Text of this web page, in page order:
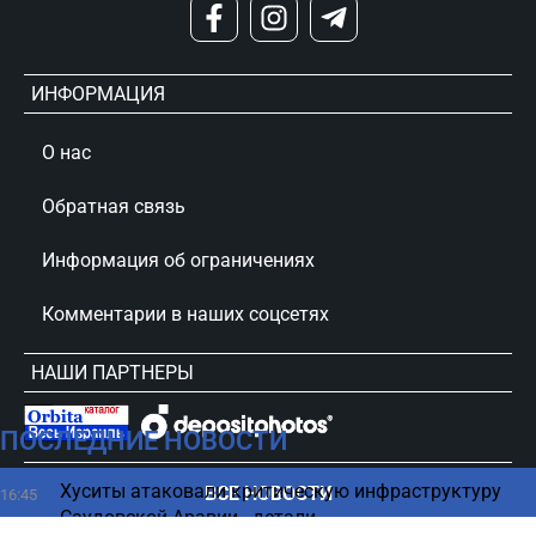
ПОСЛЕДНИЕ НОВОСТИ
16:45
Хуситы атаковали критическую инфраструктуру
Саудовской Аравии - детали
ВСЕ НОВОСТИ
ИНФОРМАЦИЯ
О нас
Обратная связь
Информация об ограничениях
Комментарии в наших соцсетях
НАШИ ПАРТНЕРЫ
сursorinfo.co.il © Все права защищены